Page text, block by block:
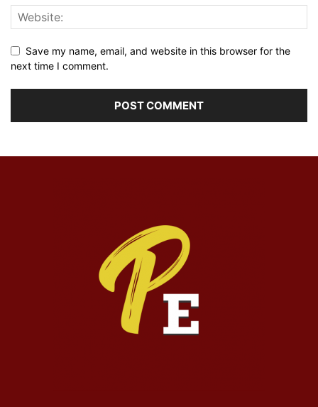
Save my name, email, and website in this browser for the
next time I comment.